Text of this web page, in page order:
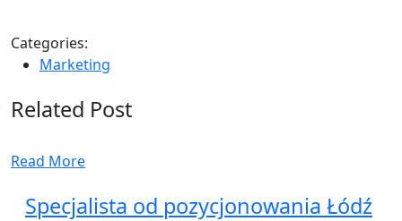
Categories:
Marketing
Related Post
Read More
Specjalista od pozycjonowania Łódź